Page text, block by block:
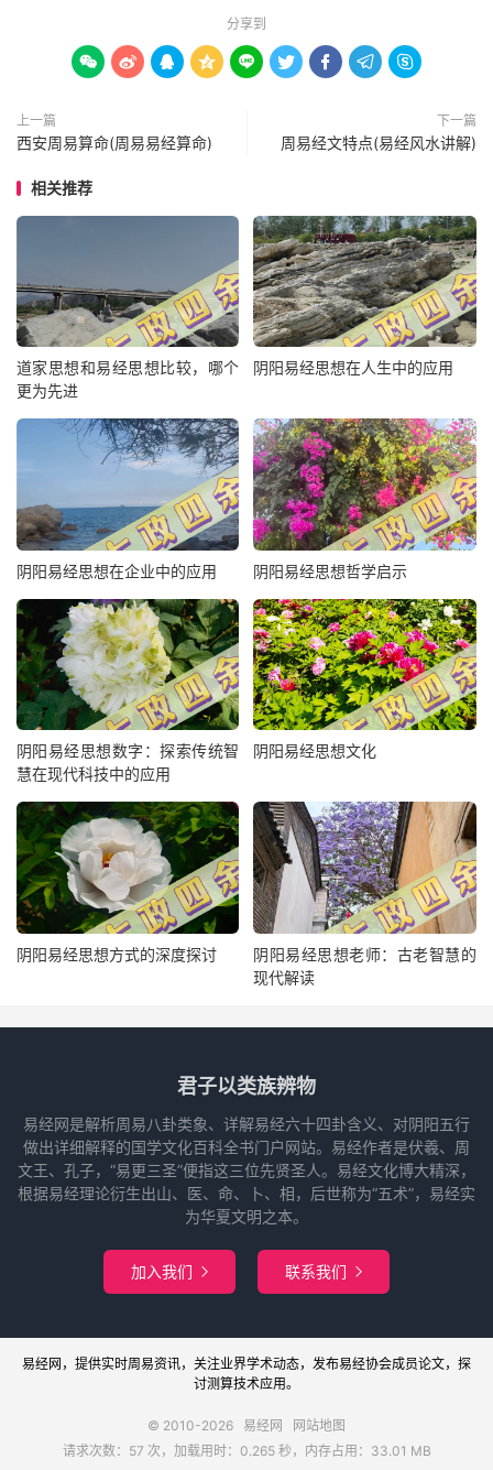
分享到
        
上一篇
西安周易算命(周易易经算命)
下一篇
周易经文特点(易经风水讲解)
相关推荐
道家思想和易经思想比较，哪个
更为先进
阴阳易经思想在人生中的应用
阴阳易经思想在企业中的应用 阴阳易经思想哲学启示
阴阳易经思想数字：探索传统智
慧在现代科技中的应用
阴阳易经思想文化
阴阳易经思想方式的深度探讨
阴阳易经思想老师：古老智慧的
现代解读
君子以类族辨物
易经网是解析周易八卦类象、详解易经六十四卦含义、对阴阳五行
做出详细解释的国学文化百科全书门户网站。易经作者是伏羲、周
文王、孔子，“易更三圣”便指这三位先贤圣人。易经文化博大精深，
根据易经理论衍生出山、医、命、卜、相，后世称为“五术”，易经实
为华夏文明之本。
加入我们  联系我们 
易经网 ，提供实时周易资讯，关注业界学术动态，发布易经协会成员论文，探
讨测算技术应用。
© 2010-2026 易经网
网站地图
请求次数：57 次，加载用时：0.265 秒，内存占用：33.01 MB